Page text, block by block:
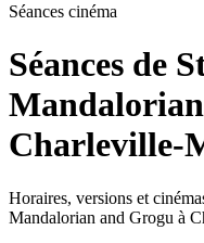
Séances cinéma
Séances de
Charleville-
Horaires, versions et
Mandalorian and Grogu à